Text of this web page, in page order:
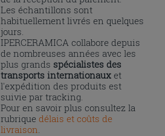
Les échantillons sont
habituellement livrés en quelques
jours.
IPERCERAMICA collabore depuis
de nombreuses années avec les
plus grands spécialistes des
transports internationaux et
l'expédition des produits est
suivie par tracking.
Pour en savoir plus consultez la
rubrique délais et coûts de
livraison.